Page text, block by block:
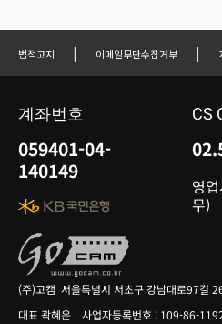
법적고지 | 이메일무단수집거부 |
(주)고캠 서울특별시 서초구 강남대로97길
대표 곽혜운 사업자등록번호 : 109-86-
계좌번호
059401-04-
140149
CS
영
무)